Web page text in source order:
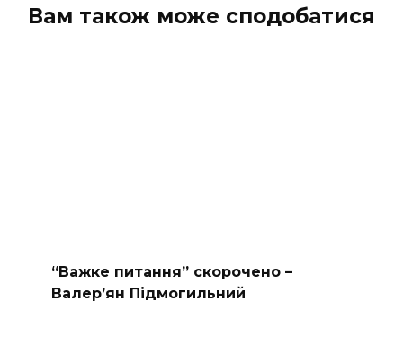
Вам також може сподобатися
“Важке питання” скорочено –
Валер’ян Підмогильний